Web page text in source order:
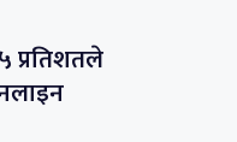
प्रतिशतले